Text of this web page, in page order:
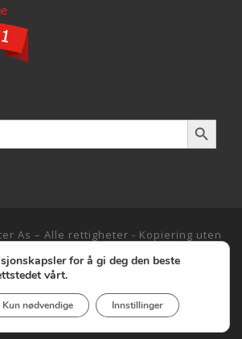
SEARCH
As – Alle rettigheter - Kopiering uten
av: Henrik Grøtvedt
for å gi deg den beste
vårt.
Kun nødvendige Innstillinger